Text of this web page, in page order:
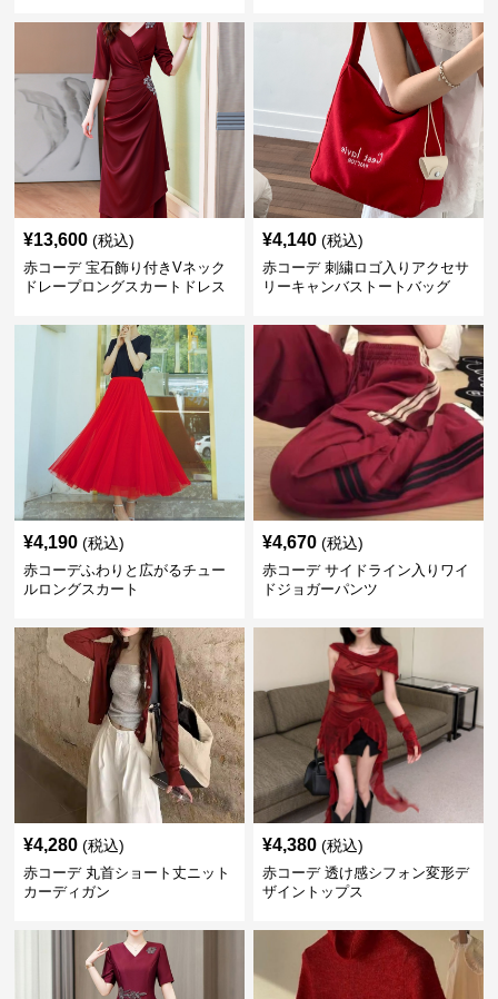
¥13,600 (税込)
赤コーデ 宝石飾り付きVネック
ドレープロングスカートドレス
¥4,140 (税込)
赤コーデ 刺繍ロゴ入りアクセサ
リーキャンバストートバッグ
¥4,190 (税込)
赤コーデふわりと広がるチュー
ルロングスカート
¥4,670 (税込)
赤コーデ サイドライン入りワイ
ドジョガーパンツ
¥4,280 (税込)
赤コーデ 丸首ショート丈ニット
カーディガン
¥4,380 (税込)
赤コーデ 透け感シフォン変形デ
ザイントップス